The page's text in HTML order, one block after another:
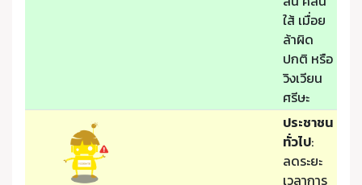
ใส้ เมื่อย
ล้าผิด
ปกติ หรือ
วิงเวียน
ศรีษะ
ประชาชน
ทั่วไป:
ลดระยะ
เวลาการ